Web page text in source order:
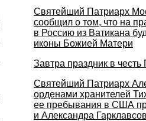
Святейший Патриарх
сообщил о том, что на
в Россию из Ватикана
иконы Божией Матери
Завтра праздник в
Святейший Патриарх
орденами хранителей
ее пребывания в США
и Александра Гарклавсов